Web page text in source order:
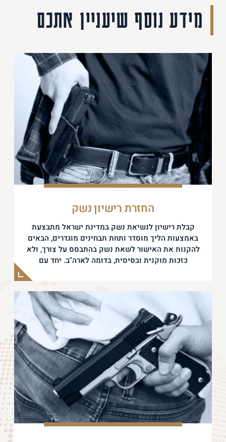
מידע נוסף שיעניין אתכם
החזרת רישיון נשק
קבלת רישיון לנשיאת נשק במדינת ישראל מתבצעת
באמצעות הליך מוסדר ותחת תבחינים מוגדרים, הבאים
להקנות את האישור לשאת נשק בהתבסס על צורך, ולא
כזכות מוקנית ובסיסית, בדומה לארה"ב. יחד עם